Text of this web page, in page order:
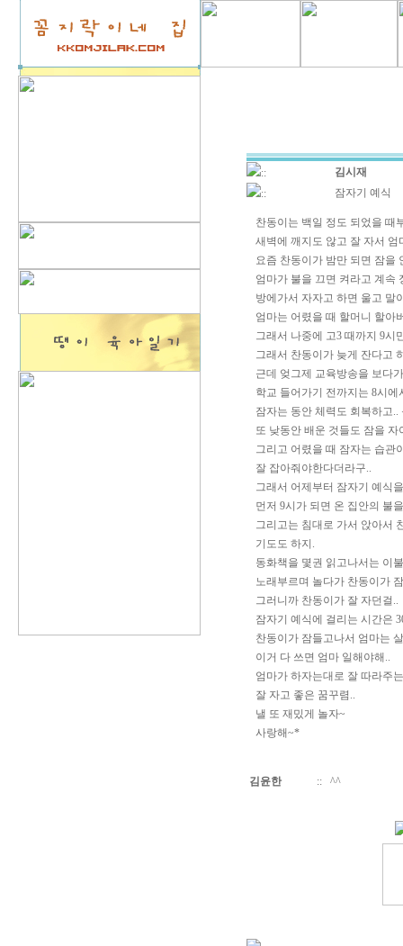
::
김시재
::
잠자기 예식
찬동이는 백일 정도 되었을 때
새벽에 깨지도 않고 잘 자서
요즘 찬동이가 밤만 되면 잠을
엄마가 불을 끄면 켜라고 계속
방에가서 자자고 하면 울고 말
엄마는 어렸을 때 할머니 할아
그래서 나중에 고3 때까지 9시
그래서 찬동이가 늦게 잔다고
근데 엊그제 교육방송을 보다
학교 들어가기 전까지는 8시
잠자는 동안 체력도 회복하고
또 낮동안 배운 것들도 잠을
그리고 어렸을 때 잠자는 습관
잘 잡아줘야한다더라구..
그래서 어제부터 잠자기 예식
먼저 9시가 되면 온 집안의 불
그리고는 침대로 가서 앉아서
기도도 하지.
동화책을 몇권 읽고나서는 이
노래부르며 놀다가 찬동이가
그러니까 찬동이가 잘 자던걸..
잠자기 예식에 걸리는 시간은
찬동이가 잠들고나서 엄마는
이거 다 쓰면 엄마 일해야해..
엄마가 하자는대로 잘 따라주
잘 자고 좋은 꿈꾸렴..
낼 또 재밌게 놀자~
사랑해~*
김윤한 :: ^^